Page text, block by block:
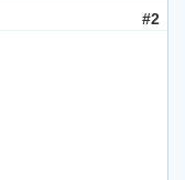
#2